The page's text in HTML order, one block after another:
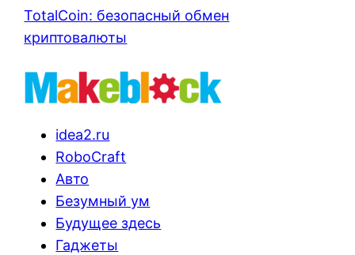
TotalCoin: безопасный обмен
криптовалюты
idea2.ru
RoboCraft
Авто
Безумный ум
Будущее здесь
Гаджеты